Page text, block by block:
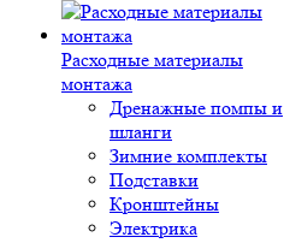
Расходные материалы
монтажа
Дренажные помпы и
шланги
Зимние комплекты
Подставки
Кронштейны
Электрика